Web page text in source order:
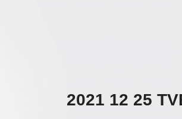
2021 12 25